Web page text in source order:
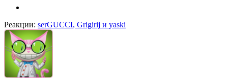
Реакции: serGUCCI, Grigirij и yaski